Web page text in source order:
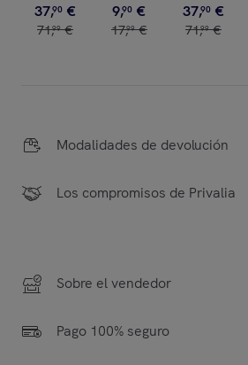
37,90 €
71,99 €
9,90 €
17,99 €
37,90 €
71,99 €
Modalidades de devolución
Los compromisos de Privalia
Sobre el vendedor
Pago 100% seguro